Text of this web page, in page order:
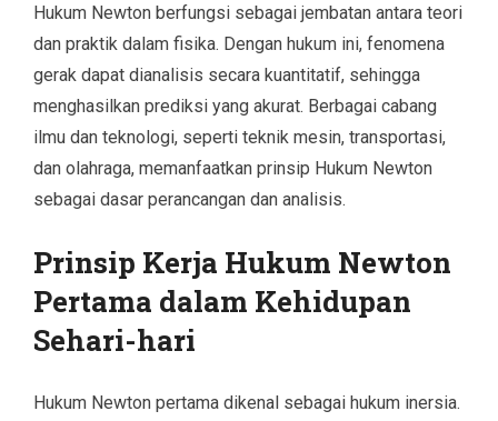
Hukum Newton berfungsi sebagai jembatan antara teori
dan praktik dalam fisika. Dengan hukum ini, fenomena
gerak dapat dianalisis secara kuantitatif, sehingga
menghasilkan prediksi yang akurat. Berbagai cabang
ilmu dan teknologi, seperti teknik mesin, transportasi,
dan olahraga, memanfaatkan prinsip Hukum Newton
sebagai dasar perancangan dan analisis.
Prinsip Kerja Hukum Newton
Pertama dalam Kehidupan
Sehari-hari
Hukum Newton pertama dikenal sebagai hukum inersia.